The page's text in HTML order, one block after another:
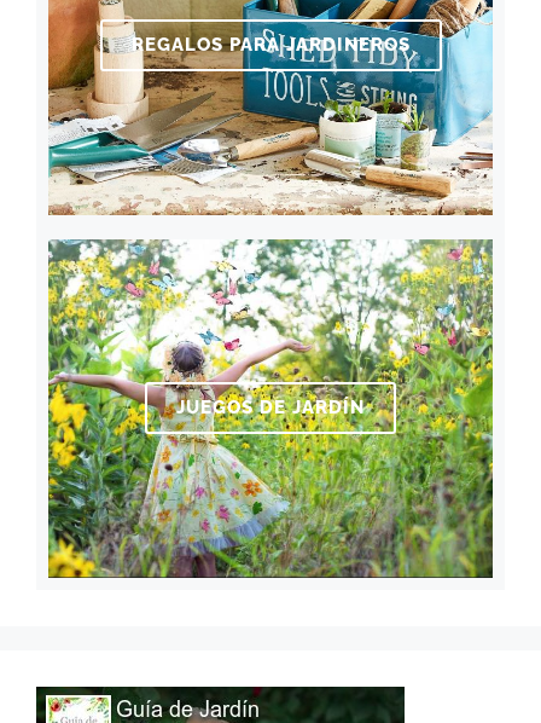
REGALOS PARA JARDINEROS
JUEGOS DE JARDÍN